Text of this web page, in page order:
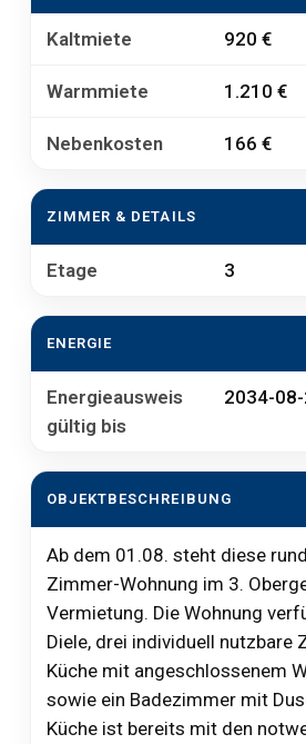
Kaltmiete 920 €
Warmmiete 1.210 €
Nebenkosten 166 €
ZIMMER & DETAILS
Etage 3
ENERGIE
Energieausweis
gültig bis
2034-
OBJEKTBESCHREIBUNG
Ab dem 01.08. steht diese
Zimmer-Wohnung im 3.
Vermietung. Die Wohnung
Diele, drei individuell nutzbare
Küche mit angeschlossenem
sowie ein Badezimmer mit
Küche ist bereits mit den